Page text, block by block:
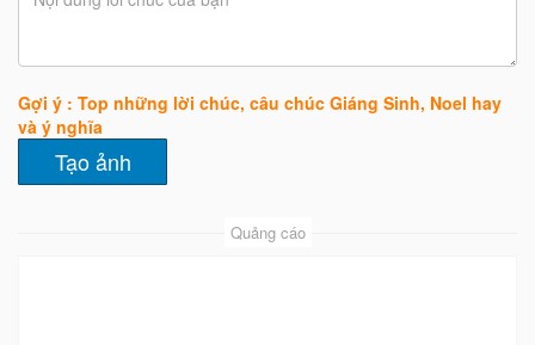
Gợi ý : Top những lời chúc, câu chúc Giáng Sinh, Noel hay
và ý nghĩa
Quảng cáo